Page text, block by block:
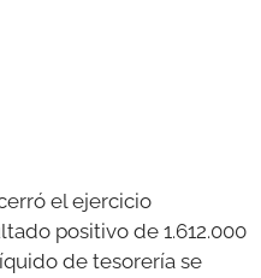
el ejercicio
positivo de 1.612.000
de tesorería se